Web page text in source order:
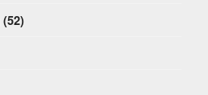
(52)